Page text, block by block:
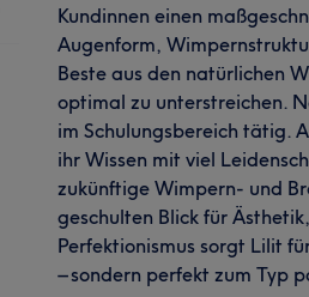
Kundinnen einen
Augenform,
Beste aus den natürlichen
optimal zu unterstreichen.
im Schulungsbereich tätig.
ihr Wissen mit viel
zukünftige Wimpern- und
geschulten Blick für
Perfektionismus sorgt Lilit
– sondern perfekt zum Typ